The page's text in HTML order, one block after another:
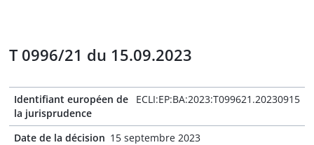
T 0996/21 du 15.09.2023
Identifiant européen de
la jurisprudence
ECLI:EP:BA:2023:T099621.20230915
Date de la décision 15 septembre 2023